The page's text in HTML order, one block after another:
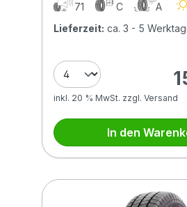
71 C
A
Lieferzeit: ca. 3 - 5
inkl. 20 % MwSt. zzgl. Versand
In den